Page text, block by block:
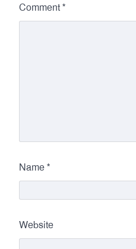
Comment *
Name *
Website